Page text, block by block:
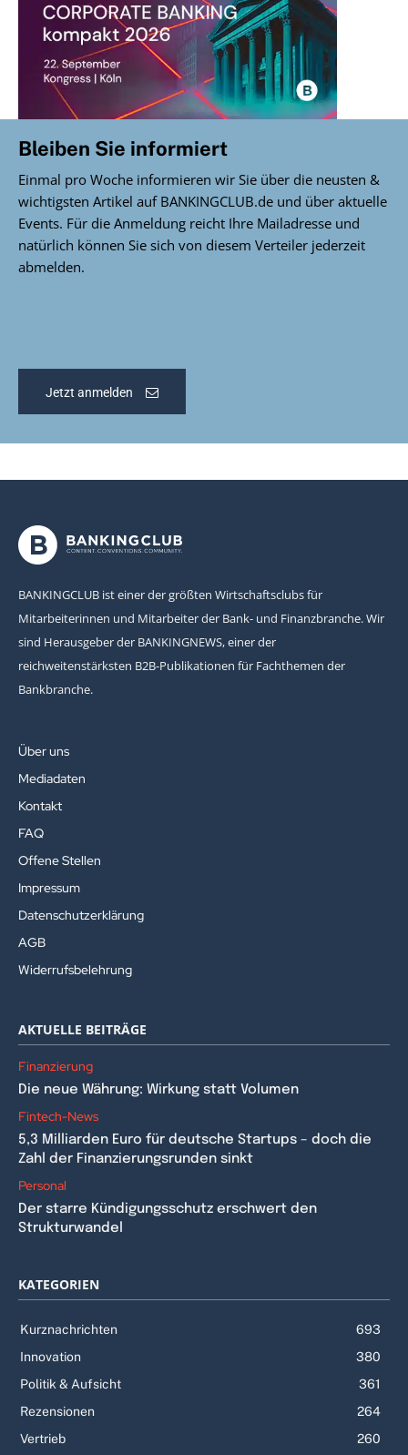
Bleiben Sie informiert
Einmal pro Woche informieren wir Sie über die neusten &
wichtigsten Artikel auf BANKINGCLUB.de und über aktuelle
Events. Für die Anmeldung reicht Ihre Mailadresse und
natürlich können Sie sich von diesem Verteiler jederzeit
abmelden.
Jetzt anmelden
BANKINGCLUB ist einer der größten Wirtschaftsclubs für
Mitarbeiterinnen und Mitarbeiter der Bank- und Finanzbranche. Wir
sind Herausgeber der BANKINGNEWS, einer der
reichweitenstärksten B2B-Publikationen für Fachthemen der
Bankbranche.
Über uns
Mediadaten
Kontakt
FAQ
Offene Stellen
Impressum
Datenschutzerklärung
AGB
Widerrufsbelehrung
AKTUELLE BEITRÄGE
Finanzierung
Die neue Währung: Wirkung statt Volumen
Fintech-News
5,3 Milliarden Euro für deutsche Startups – doch die
Zahl der Finanzierungsrunden sinkt
Personal
Der starre Kündigungsschutz erschwert den
Strukturwandel
KATEGORIEN
Kurznachrichten
693
Innovation
380
Politik & Aufsicht
361
Rezensionen
264
Vertrieb
260